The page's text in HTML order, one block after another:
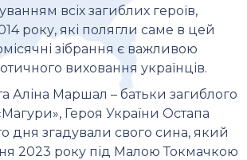
всіх загиблих героїв,
року, які полягли саме в цей
зібрання є важливою
виховання українців.
Аліна Маршал – батьки загиблого
Героя України Остапа
дня згадували свого сина, який
2023 року під Малою Токмачкою